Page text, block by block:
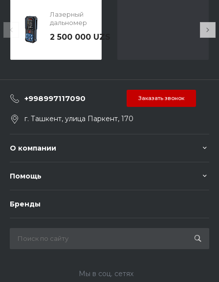
Лазерный
дальномер
C Professional
2 500 000 UZS
+998997117090 Заказать звонок
г. Ташкент, улица Паркент, 170
О компании
Помощь
Бренды
Мы в соц. сетях